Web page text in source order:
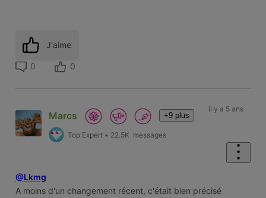
J'aime
0 0
Marcs +9 plus
Top Expert • 22.5K messages
il y a 5 ans
@Lkmg
A moins d'un changement récent, c'était bien précisé